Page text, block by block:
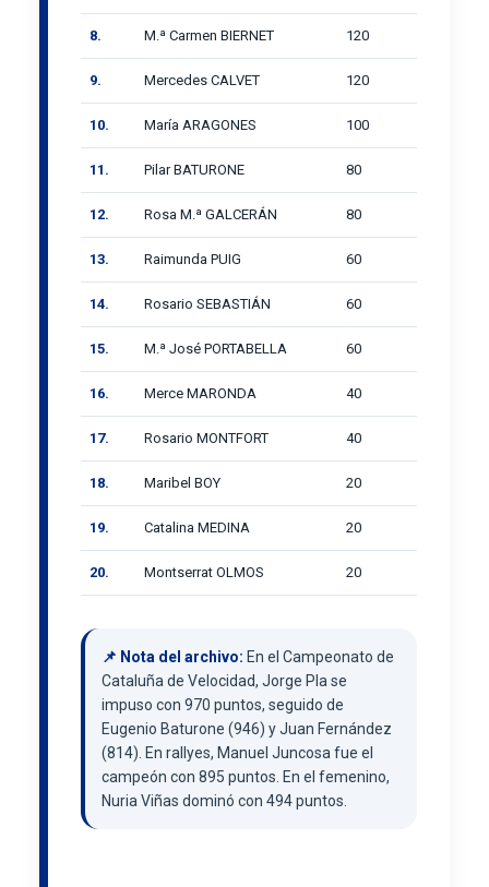
8. M.ª Carmen BIERNET 120
9. Mercedes CALVET 120
10. María ARAGONES 100
11. Pilar BATURONE 80
12. Rosa M.ª GALCERÁN 80
13. Raimunda PUIG 60
14. Rosario SEBASTIÁN 60
15. M.ª José PORTABELLA 60
16. Merce MARONDA 40
17. Rosario MONTFORT 40
18. Maribel BOY 20
19. Catalina MEDINA 20
20. Montserrat OLMOS 20
📌 Nota del archivo: En el Campeonato de
Cataluña de Velocidad, Jorge Pla se
impuso con 970 puntos, seguido de
Eugenio Baturone (946) y Juan Fernández
(814). En rallyes, Manuel Juncosa fue el
campeón con 895 puntos. En el femenino,
Nuria Viñas dominó con 494 puntos.